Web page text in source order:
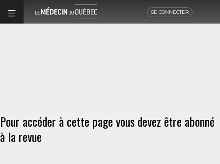
SE CONNECTER
Pour accéder à cette page vous devez être abonné
à la revue